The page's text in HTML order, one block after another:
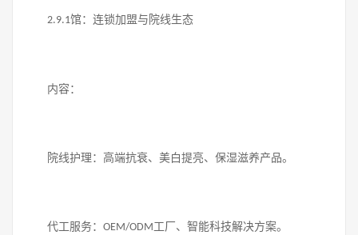
2.9.1馆：连锁加盟与院线生态
内容：
院线护理：高端抗衰、美白提亮、保湿滋养产品。
代工服务： OEM/ODM工厂、智能科技解决方案。